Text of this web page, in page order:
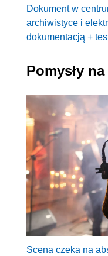
Dokument w
archiwistyce i
dokumentacją +
Pomysły
Scena czeka na